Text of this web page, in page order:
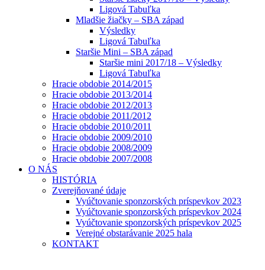
Ligová Tabuľka
Mladšie žiačky – SBA západ
Výsledky
Ligová Tabuľka
Staršie Mini – SBA západ
Staršie mini 2017/18 – Výsledky
Ligová Tabuľka
Hracie obdobie 2014/2015
Hracie obdobie 2013/2014
Hracie obdobie 2012/2013
Hracie obdobie 2011/2012
Hracie obdobie 2010/2011
Hracie obdobie 2009/2010
Hracie obdobie 2008/2009
Hracie obdobie 2007/2008
O NÁS
HISTÓRIA
Zverejňované údaje
Vyúčtovanie sponzorských príspevkov 2023
Vyúčtovanie sponzorských príspevkov 2024
Vyúčtovanie sponzorských príspevkov 2025
Verejné obstarávanie 2025 hala
KONTAKT